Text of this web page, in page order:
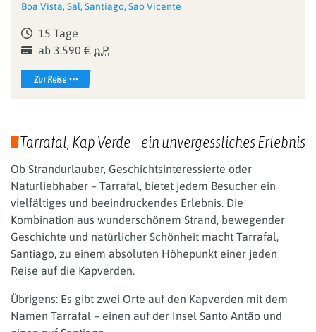
Boa Vista, Sal, Santiago, Sao Vicente
15 Tage
ab 3.590 € p.P.
Zur Reise
Tarrafal, Kap Verde – ein unvergessliches Erlebnis
Ob Strandurlauber, Geschichtsinteressierte oder
Naturliebhaber – Tarrafal, bietet jedem Besucher ein
vielfältiges und beeindruckendes Erlebnis. Die
Kombination aus wunderschönem Strand, bewegender
Geschichte und natürlicher Schönheit macht Tarrafal,
Santiago, zu einem absoluten Höhepunkt einer jeden
Reise auf die Kapverden.
Übrigens: Es gibt zwei Orte auf den Kapverden mit dem
Namen Tarrafal – einen auf der Insel Santo Antão und